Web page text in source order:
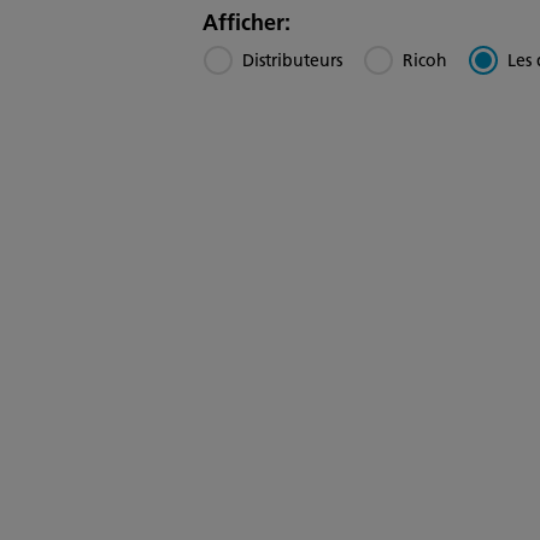
region
Afficher:
Distributeurs Ricoh Les